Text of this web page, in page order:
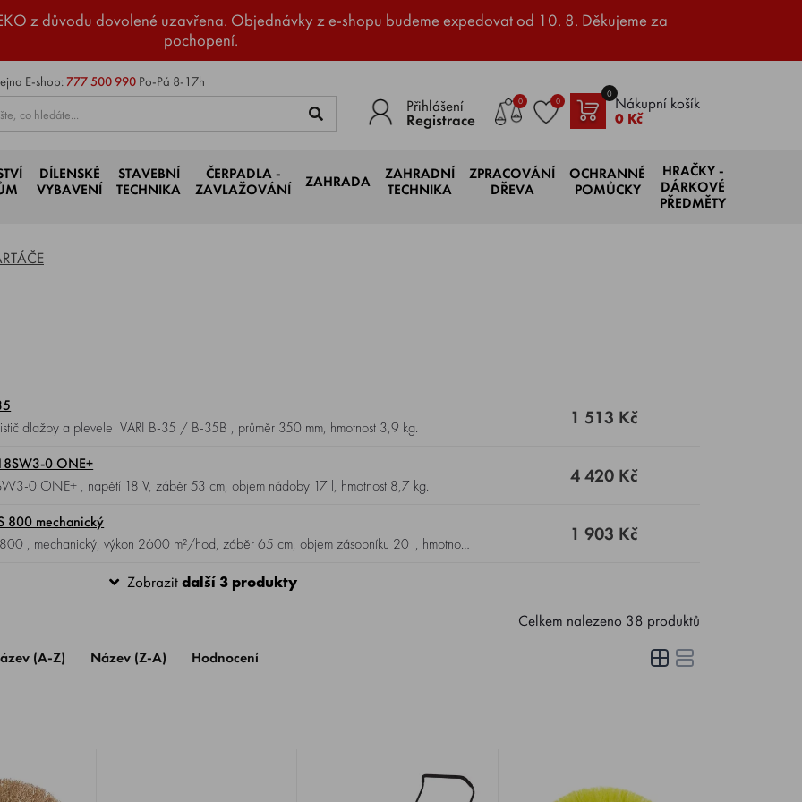
z důvodu dovolené uzavřena. Objednávky z e-shopu budeme expedovat od 10. 8. Děkujeme za
pochopení.
E-shop:777 500 990 Po-Pá 8-17h
Přihlášení
Registrace
0 0 Nákupní košík
0 Kč
0
DÍLENSKÉ
VYBAVENÍ
STAVEBNÍ
TECHNIKA
ČERPADLA -
ZAVLAŽOVÁNÍ
ZAHRADA
ZAHRADNÍ
TECHNIKA
ZPRACOVÁNÍ
DŘEVA
OCHRANNÉ
POMŮCKY
HRAČKY -
DÁRKOVÉ
PŘEDMĚTY
dlažby a plevele VARI B-35 / B-35B , průměr 350 mm, hmotnost 3,9 kg.
1 513 Kč
0 ONE+
RYOBI R18SW3-0 ONE+ , napětí 18 V, záběr 53 cm, objem nádoby 17 l, hmotnost 8,7 kg.
4 420 Kč
800 mechanický
1 903 Kč
Zobrazitdalší 3 produkty
Celkem nalezeno 38 produktů
(A-Z) Název (Z-A) Hodnocení